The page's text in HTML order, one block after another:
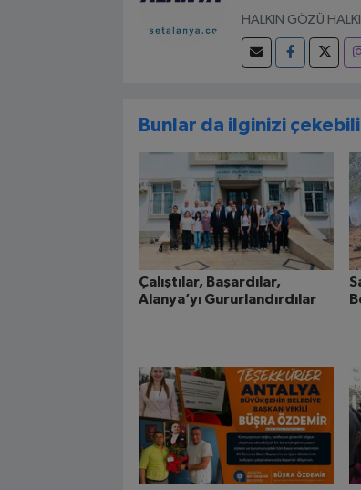
HALKIN GÖZÜ
Bunlar da ilginizi
Çalıştılar, Başardılar,
Alanya’yı Gururlandırdılar